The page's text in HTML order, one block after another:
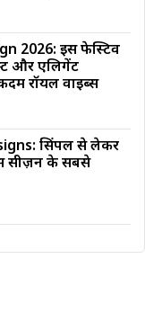
2026: इस फेस्टिव
और एलिगेंट
रॉयल वाइब्स
सिंपल से लेकर
सीज़न के सबसे